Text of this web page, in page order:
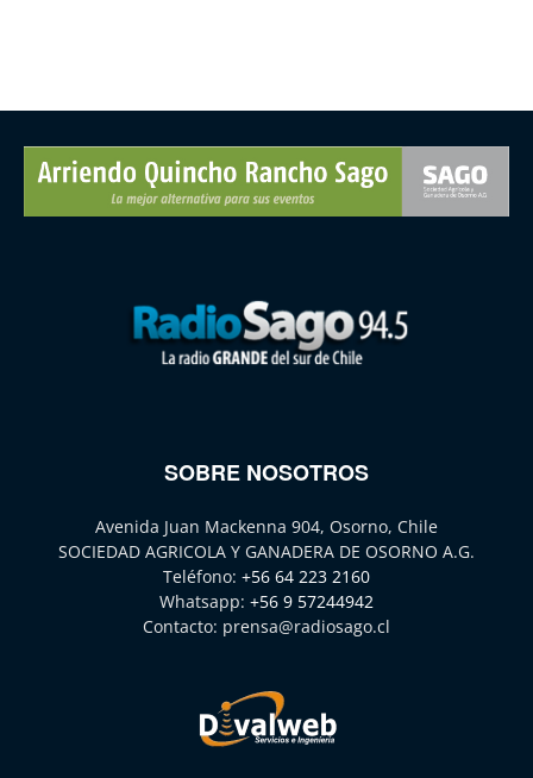
SOBRE NOSOTROS
Avenida Juan Mackenna 904, Osorno, Chile
SOCIEDAD AGRICOLA Y GANADERA DE OSORNO A.G.
Teléfono: +56 64 223 2160
Whatsapp: +56 9 57244942
Contacto: prensa@radiosago.cl